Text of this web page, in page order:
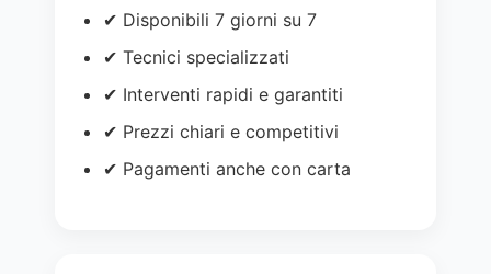
✔ Disponibili 7 giorni su 7
✔ Tecnici specializzati
✔ Interventi rapidi e garantiti
✔ Prezzi chiari e competitivi
✔ Pagamenti anche con carta